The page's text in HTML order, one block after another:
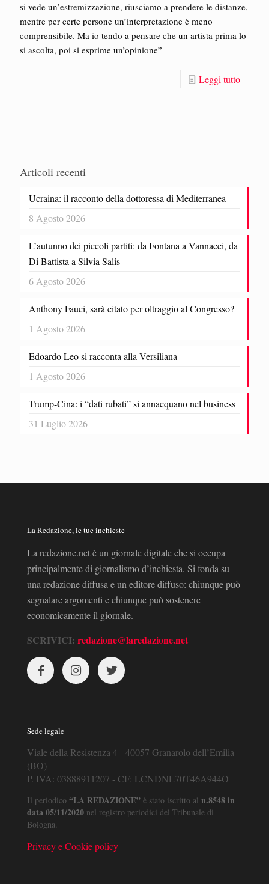
si vede un’estremizzazione, riusciamo a prendere le distanze,
mentre per certe persone un’interpretazione è meno
comprensibile. Ma io tendo a pensare che un artista prima lo
si ascolta, poi si esprime un’opinione”
Leggi tutto
Articoli recenti
Ucraina: il racconto della dottoressa di Mediterranea
8 Agosto 2026
L’autunno dei piccoli partiti: da Fontana a Vannacci, da
Di Battista a Silvia Salis
6 Agosto 2026
Anthony Fauci, sarà citato per oltraggio al Congresso?
1 Agosto 2026
Edoardo Leo si racconta alla Versiliana
1 Agosto 2026
Trump-Cina: i “dati rubati” si annacquano nel business
31 Luglio 2026
La Redazione, le tue inchieste
La redazione.net è un giornale digitale che si occupa
principalmente di giornalismo d’inchiesta. Si fonda su
una redazione diffusa e un editore diffuso: chiunque può
segnalare argomenti e chiunque può sostenere
economicamente il giornale.
SCRIVICI: redazione@laredazione.net
Sede legale
Viale della Resistenza 4 - 40057 Granarolo dell’Emilia
(BO)
P. IVA: 03888911207 - CF: LCNDNL70T46A944O
Il periodico “LA REDAZIONE” è stato iscritto al n.8548 in
data 05/11/2020 nel registro periodici del Tribunale di
Bologna.
Privacy e Cookie policy